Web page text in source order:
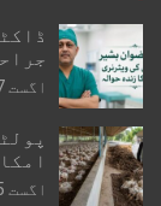
اگست 7, 2026
اگست 5, 2026